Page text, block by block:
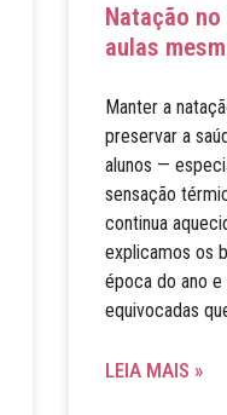
Natação
aulas
Manter a
preservar a
alunos —
sensação
continua
explicamos os
época do ano
equivocadas
LEIA MAIS »